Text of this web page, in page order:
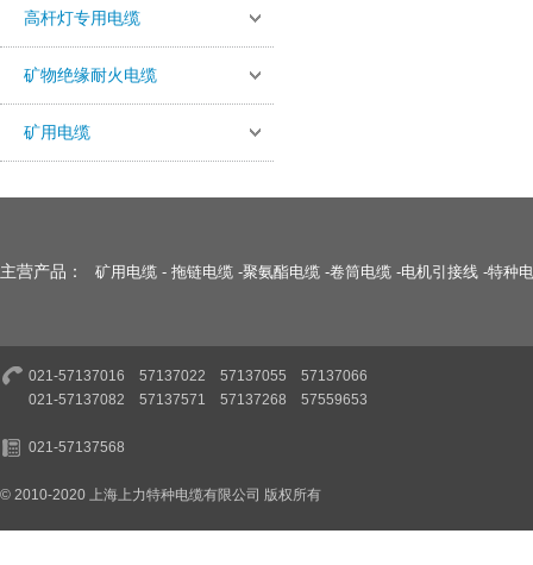
高杆灯专用电缆
矿物绝缘耐火电缆
矿用电缆
主营产品： 矿用电缆 - 拖链电缆 -聚氨酯电缆 -卷筒电缆 -电机引接线 -特种
021-57137016 57137022 57137055 57137066
021-57137082 57137571 57137268 57559653
021-57137568
© 2010-2020 上海上力特种电缆有限公司 版权所有